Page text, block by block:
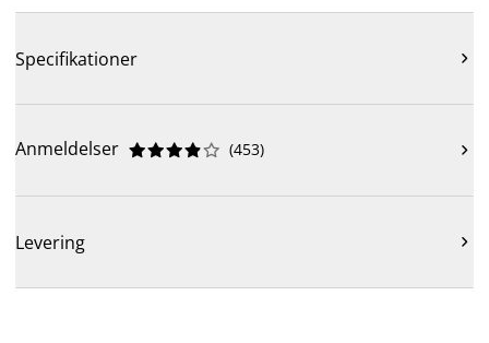
Specifikationer 
Anmeldelser 




 (453) 
Levering 